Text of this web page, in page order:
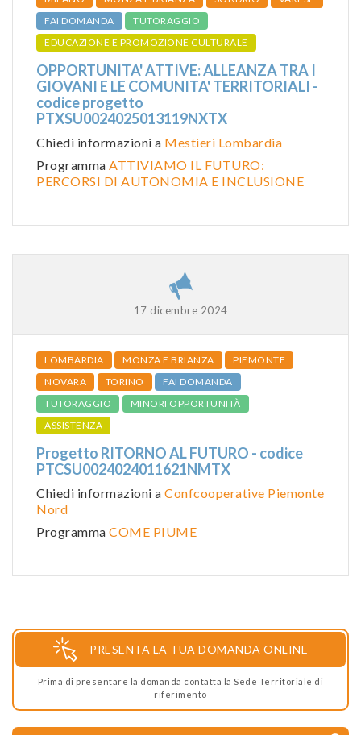
FAI DOMANDA
TUTORAGGIO
EDUCAZIONE E PROMOZIONE CULTURALE
OPPORTUNITA' ATTIVE: ALLEANZA TRA I
GIOVANI E LE COMUNITA' TERRITORIALI -
codice progetto
PTXSU0024025013119NXTX
Chiedi informazioni a Mestieri Lombardia
Programma ATTIVIAMO IL FUTURO:
PERCORSI DI AUTONOMIA E INCLUSIONE
17 dicembre 2024
LOMBARDIA MONZA E BRIANZA
PIEMONTE
NOVARA
TORINO
FAI DOMANDA
TUTORAGGIO
MINORI OPPORTUNITÀ
ASSISTENZA
Progetto RITORNO AL FUTURO - codice
PTCSU0024024011621NMTX
Chiedi informazioni a Confcooperative Piemonte
Nord
Programma COME PIUME
PRESENTA LA TUA DOMANDA ONLINE
Prima di presentare la domanda contatta la Sede Territoriale di
riferimento